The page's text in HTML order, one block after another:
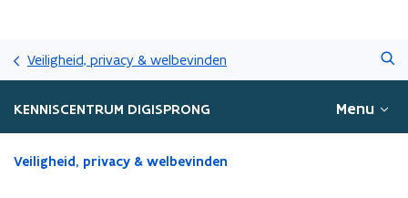
naar
gaan
Veiligheid, privacy & welbevinden
KENNISCENTRUM DIGISPRONG Menu
Gedaan
Veiligheid, privacy & welbevinden